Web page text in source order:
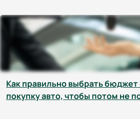
Как правильно выбрать бюджет
покупку авто, чтобы потом не